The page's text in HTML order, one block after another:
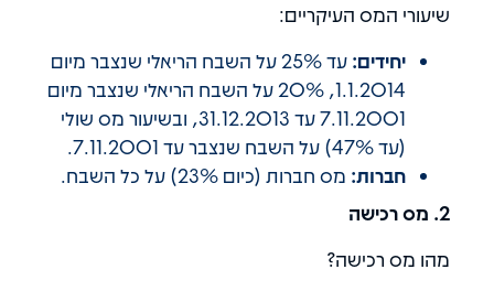
שיעורי המס העיקריים:
יחידים:
עד 25% על השבח הריאלי שנצבר מיום
1.1.2014, 20% על השבח הריאלי שנצבר מיום
7.11.2001 עד 31.12.2013, ובשיעור מס שולי
(עד 47%) על השבח שנצבר עד 7.11.2001.
חברות: מס חברות (כיום 23%) על כל השבח.
2. מס רכישה
מהו מס רכישה?